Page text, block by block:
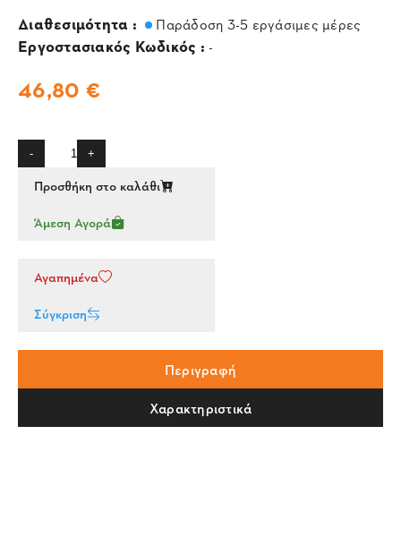
Διαθεσιμότητα : Παράδοση 3-5 εργάσιμες μέρες
Εργοστασιακός Κωδικός : -
46,80 €
- +
Προσθήκη στο καλάθι
Άμεση Αγορά
Αγαπημένα
Σύγκριση
Περιγραφή
Χαρακτηριστικά